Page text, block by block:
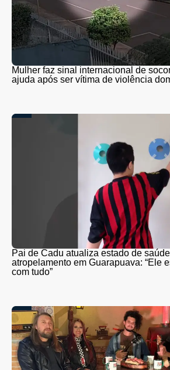
Mulher faz sinal internacional de
ajuda após ser vítima de violência
Pai de Cadu atualiza estado de
atropelamento em Guarapuava: “Ele
com tudo”